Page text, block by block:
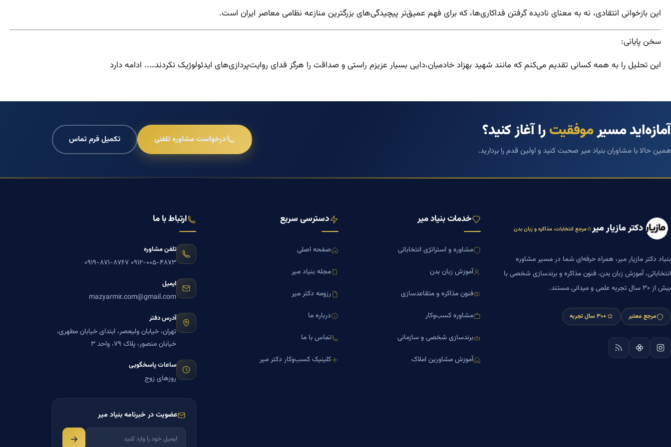
این بازخوانی انتقادی، نه به معنای نادیده گرفتن فداکاری‌ها، که برای فهم عمیق‌تر پیچیدگی‌های بزرگترین منازعه نظامی معاصر ایران است.
سخن پایانی:
این تحلیل را به همه کسانی تقدیم می‌کنم که مانند شهید بهزاد خادمیان،دایی بسیار عزیزم راستی و صداقت را هرگز فدای روایت‌پردازی‌های ایدئولوژیک نکردند….. ادامه دارد
آمازه‌اید مسیرموفقیترا آغاز کنید؟
همین حالا با مشاوران بنیاد میر صحبت کنید و اولین قدم را بردارید.
درخواست مشاوره تلفنی تکمیل فرم تماس
دکتر مازیار میر مرجع انتخابات، مذاکره و زبان بدن
بنیاد دکتر مازیار میر، همراه حرفه‌ای شما در مسیر مشاوره
انتخاباتی، آموزش زبان بدن، فنون مذاکره و برندسازی شخصی با
بیش از ۳۰ سال تجربه علمی و میدانی مستند.
مرجع معتبر +۳۰ سال تجربه
خدمات بنیاد میر
مشاوره و استراتژی انتخاباتی
آموزش زبان بدن
فنون مذاکره و متقاعدسازی
مشاوره کسب‌وکار
برندسازی شخصی و سازمانی
آموزش مشاورین املاک
دسترسی سریع
صفحه اصلی
مجله بنیاد میر
رزومه دکتر میر
درباره ما
تماس با ما
کلینیک کسب‌وکار دکتر میر
ارتباط با ما
تلفن مشاوره
۰۹۱۲-۰۰۵-۴۸۷۳ ۰۹۱۹-۸۷۱-۸۷۶۷
ایمیل
mazyarmir.com@gmail.com
آدرس دفتر
تهران، خیابان ولیعصر، ابتدای خیابان مطهری،
خیابان منصور، پلاک ۷۹، واحد ۳
ساعات پاسخگویی
روزهای زوج
عضویت در خبرنامه بنیاد میر